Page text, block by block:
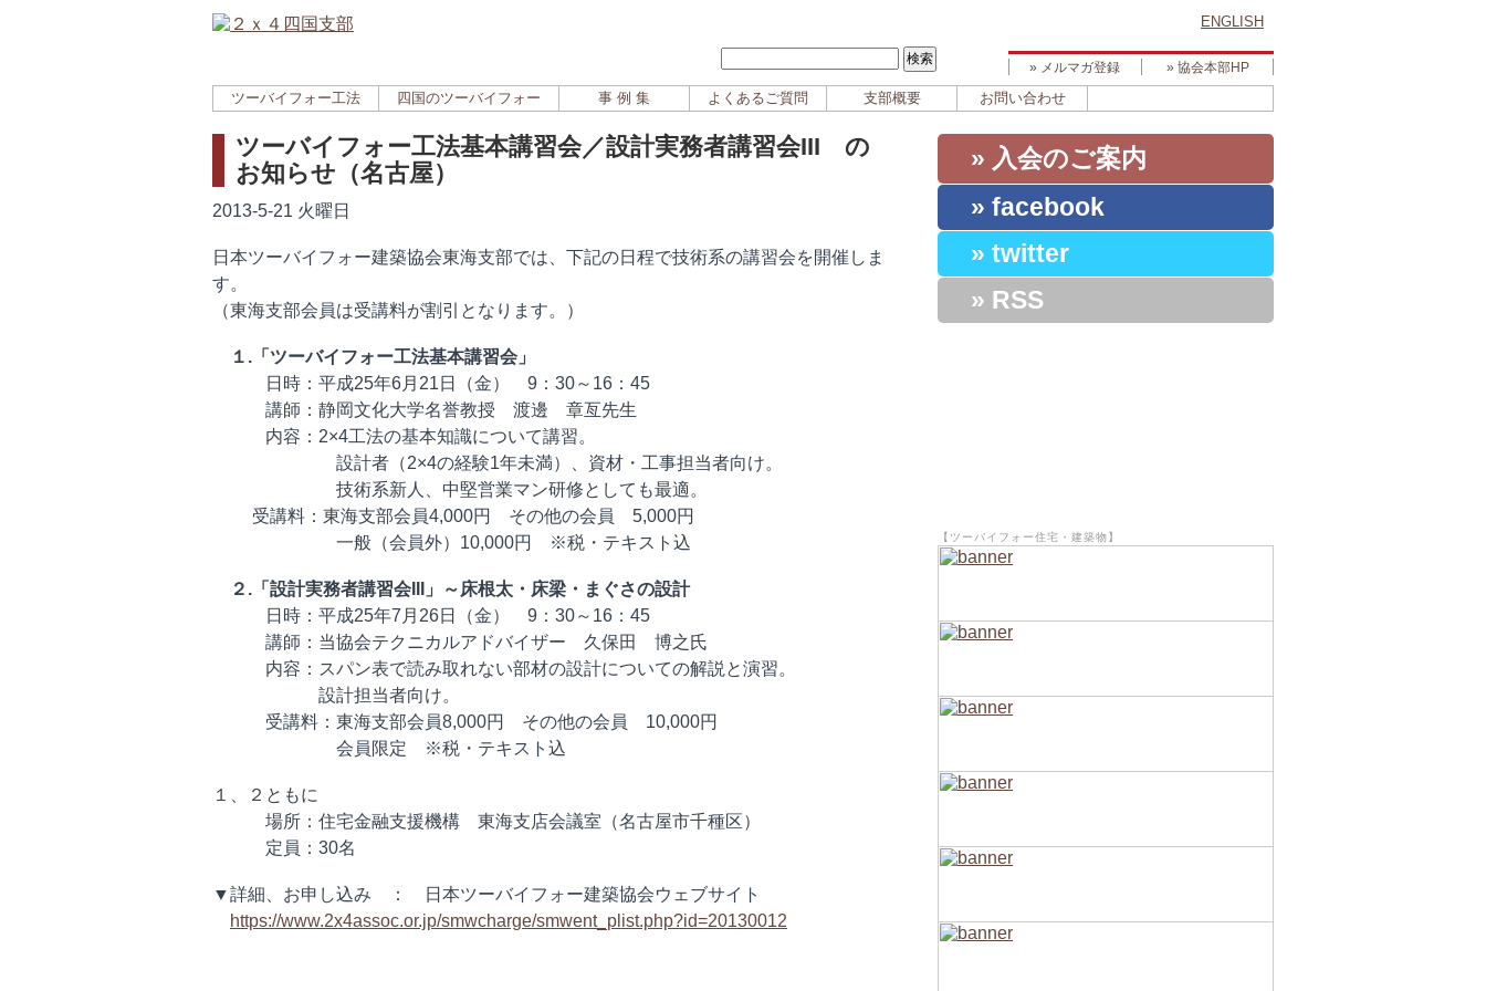
ENGLISH
» 協会本部HP
» メルマガ登録
ツーバイフォー工法 四国のツーバイフォー 事 例 集 よくあるご質問 支部概要 お問い合わせ
ツーバイフォー工法基本講習会／設計実務者講習会III の
お知らせ（名古屋）
2013-5-21 火曜日
日本ツーバイフォー建築協会東海支部では、下記の日程で技術系の講習会を開催しま
す。
（東海支部会員は受講料が割引となります。）
１.「ツーバイフォー工法基本講習会」
日時：平成25年6月21日（金） 9：30～16：45
講師：静岡文化大学名誉教授 渡邊 章亙先生
内容：2×4工法の基本知識について講習。
設計者（2×4の経験1年未満）、資材・工事担当者向け。
技術系新人、中堅営業マン研修としても最適。
受講料：東海支部会員4,000円 その他の会員 5,000円
一般（会員外）10,000円 ※税・テキスト込
２.「設計実務者講習会III」～床根太・床梁・まぐさの設計
日時：平成25年7月26日（金） 9：30～16：45
講師：当協会テクニカルアドバイザー 久保田 博之氏
内容：スパン表で読み取れない部材の設計についての解説と演習。
設計担当者向け。
受講料：東海支部会員8,000円 その他の会員 10,000円
会員限定 ※税・テキスト込
１、２ともに
場所：住宅金融支援機構 東海支店会議室（名古屋市千種区）
定員：30名
▼詳細、お申し込み ： 日本ツーバイフォー建築協会ウェブサイト
https://www.2x4assoc.or.jp/smwcharge/smwent_plist.php?id=20130012
» 入会のご案内
» facebook
» twitter
» RSS
【ツーバイフォー住宅・建築物】